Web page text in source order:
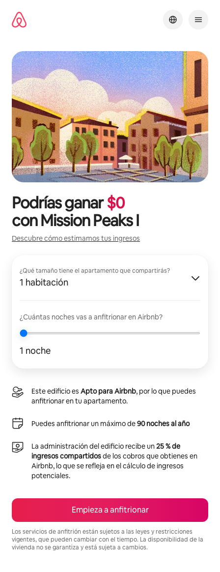
contenido
Podrías ganar$0
conMission Peaks I
Descubre cómo estimamos tus ingresos
¿Qué tamaño tiene el apartamento que compartirás?
1 habitación
¿Cuántas noches vas a anfitrionar en Airbnb?
1 noche
Este edificio es Apto para Airbnb, por lo que puedes
anfitrionar en tu apartamento.
Puedes anfitrionar un máximo de90 noches al año
La administración del edificio recibe un25 % de
ingresos compartidosde los cobros que obtienes en
Airbnb, lo que se refleja en el cálculo de ingresos
potenciales.
Empieza a anfitrionar
Los servicios de anfitrión están sujetos a las leyes y restricciones
vigentes, que pueden cambiar con el tiempo. La disponibilidad de la
vivienda no se garantiza y está sujeta a cambios.